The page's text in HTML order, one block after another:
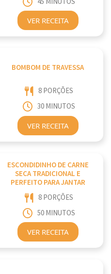
VER RECEITA
BOMBOM DE TRAVESSA
8 PORÇÕES
30 MINUTOS
VER RECEITA
ESCONDIDINHO DE CARNE
SECA TRADICIONAL E
PERFEITO PARA JANTAR
8 PORÇÕES
50 MINUTOS
VER RECEITA